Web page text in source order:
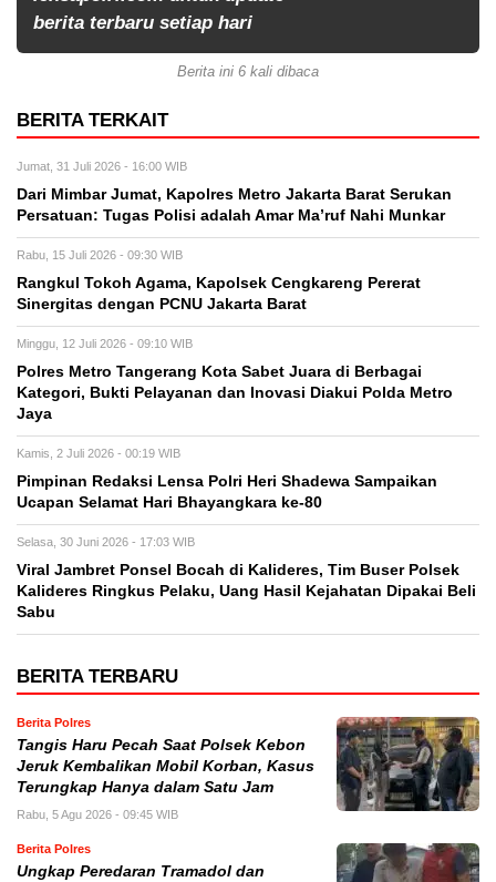
berita terbaru setiap hari
Berita ini 6 kali dibaca
BERITA TERKAIT
Jumat, 31 Juli 2026 - 16:00 WIB
Dari Mimbar Jumat, Kapolres Metro Jakarta Barat Serukan
Persatuan: Tugas Polisi adalah Amar Ma’ruf Nahi Munkar
Rabu, 15 Juli 2026 - 09:30 WIB
Rangkul Tokoh Agama, Kapolsek Cengkareng Pererat
Sinergitas dengan PCNU Jakarta Barat
Minggu, 12 Juli 2026 - 09:10 WIB
Polres Metro Tangerang Kota Sabet Juara di Berbagai
Kategori, Bukti Pelayanan dan Inovasi Diakui Polda Metro
Jaya
Kamis, 2 Juli 2026 - 00:19 WIB
Pimpinan Redaksi Lensa Polri Heri Shadewa Sampaikan
Ucapan Selamat Hari Bhayangkara ke-80
Selasa, 30 Juni 2026 - 17:03 WIB
Viral Jambret Ponsel Bocah di Kalideres, Tim Buser Polsek
Kalideres Ringkus Pelaku, Uang Hasil Kejahatan Dipakai Beli
Sabu
BERITA TERBARU
Berita Polres
Tangis Haru Pecah Saat Polsek Kebon
Jeruk Kembalikan Mobil Korban, Kasus
Terungkap Hanya dalam Satu Jam
Rabu, 5 Agu 2026 - 09:45 WIB
Berita Polres
Ungkap Peredaran Tramadol dan